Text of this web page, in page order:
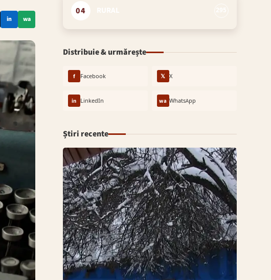
in wa
04
Distribuie & urmărește
f Facebook 𝕏 X
in LinkedIn wa WhatsApp
Știri recente